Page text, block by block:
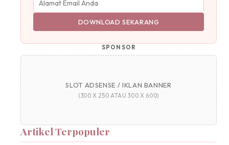
DOWNLOAD SEKARANG
SPONSOR
SLOT ADSENSE / IKLAN BANNER
(300 X 250 ATAU 300 X 600)
Artikel Terpopuler